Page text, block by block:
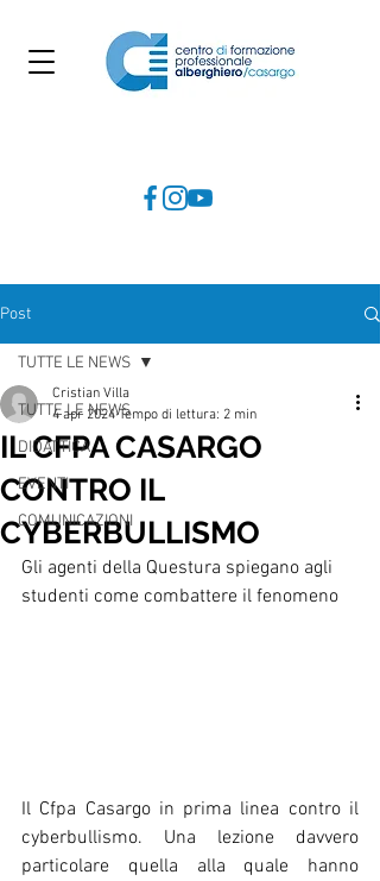
Post
TUTTE LE NEWS
DIDATTICA
EVENTI
COMUNICAZIONI
TUTTE LE NEWS
IL CFPA CASARGO
CONTRO IL
CYBERBULLISMO
Cristian Villa
4 apr 2024 Tempo di lettura: 2 min
Gli agenti della Questura spiegano agli
studenti come combattere il fenomeno
Il Cfpa Casargo in prima linea contro il
cyberbullismo. Una lezione davvero
particolare quella alla quale hanno